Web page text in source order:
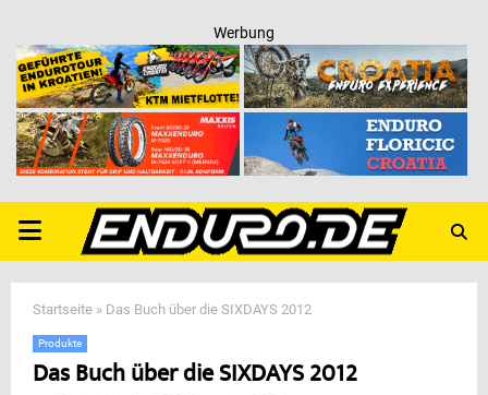
Werbung
PRIMARY
MENU
Startseite » Das Buch über die SIXDAYS 2012
Produkte
Das Buch über die SIXDAYS 2012